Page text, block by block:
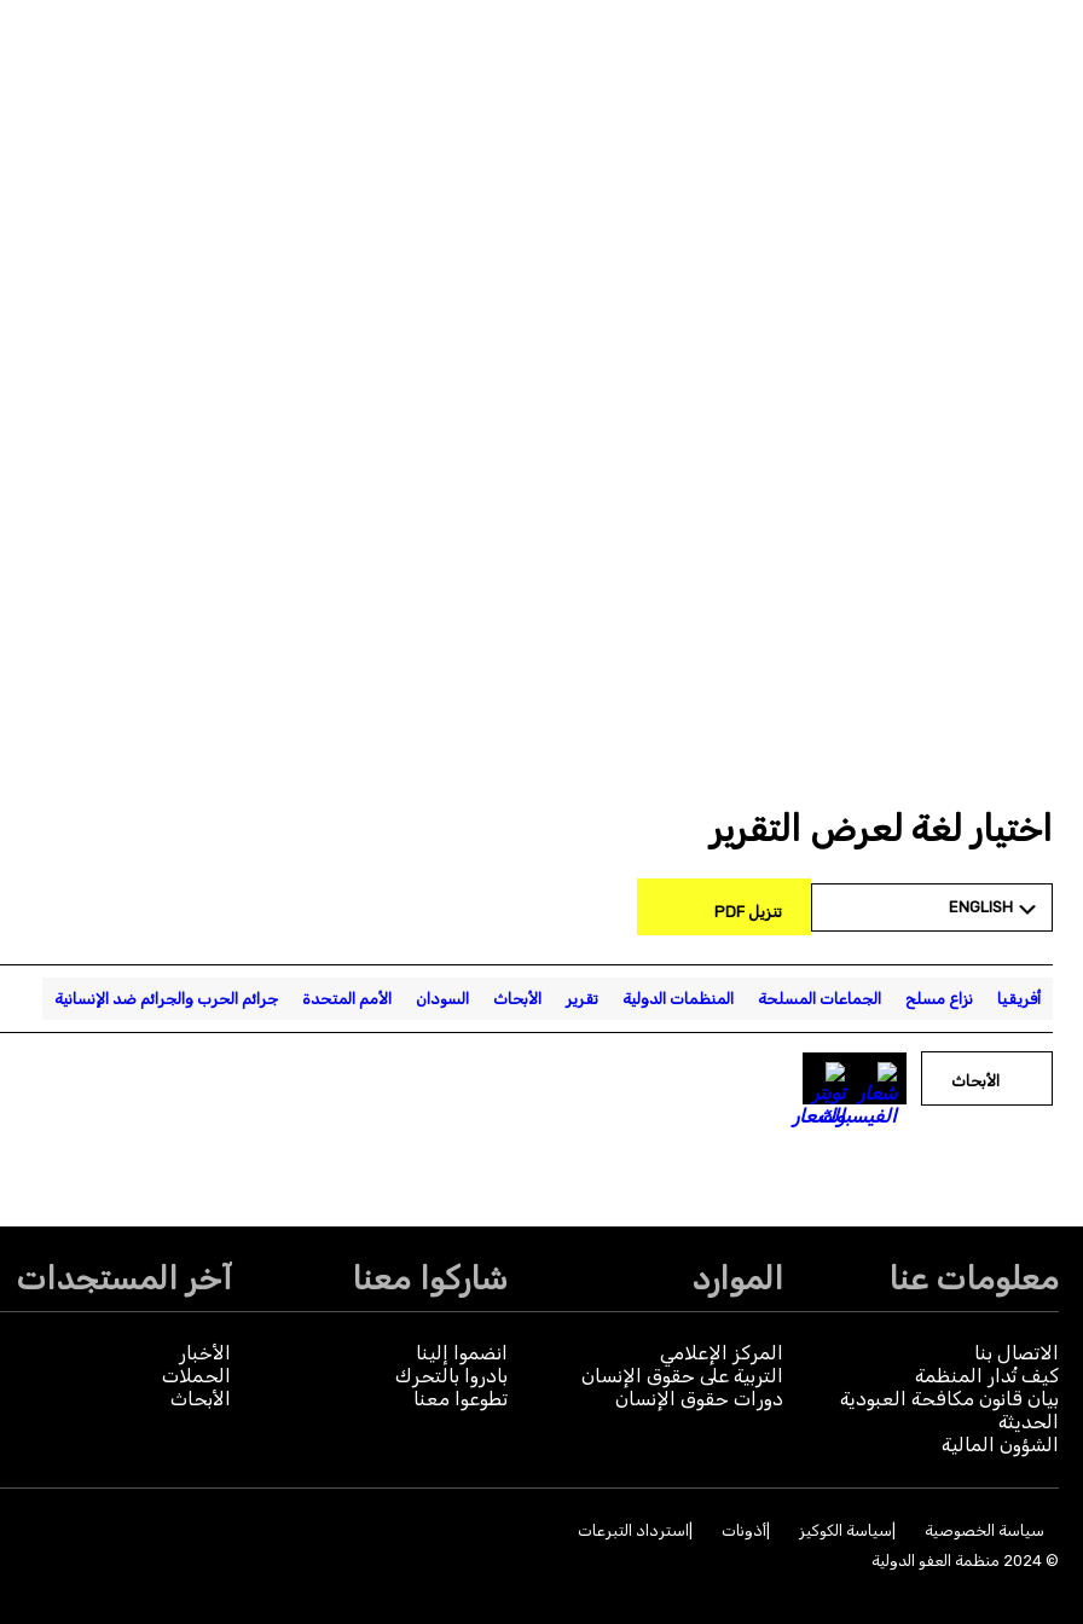
اختيار لغة لعرض التقرير
ENGLISH تنزيل PDF
أفريقيا نزاع مسلح الجماعات المسلحة المنظمات الدولية تقرير الأبحاث السودان الأمم المتحدة جرائم الحرب والجرائم ضد الإنسانية
الأبحاث
معلومات عنا
الاتصال بنا
كيف تُدار المنظمة
بيان قانون مكافحة العبودية
الحديثة
الشؤون المالية
الموارد
المركز الإعلامي
التربية على حقوق الإنسان
دورات حقوق الإنسان
شاركوا معنا
انضموا إلينا
بادروا بالتحرك
تطوعوا معنا
آخر المستجدات
الأخبار
الحملات
الأبحاث
سياسة الخصوصية سياسة الكوكيز أذونات
استرداد التبرعات
© 2024 منظمة العفو الدولية